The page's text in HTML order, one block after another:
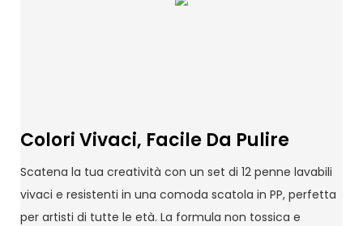
Colori Vivaci, Facile Da Pulire
Scatena la tua creatività con un set di 12 penne lavabili
vivaci e resistenti in una comoda scatola in PP, perfetta
per artisti di tutte le età. La formula non tossica e